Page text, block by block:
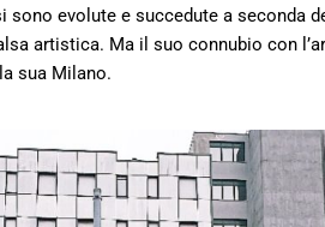
sono evolute e succedute a seconda
artistica. Ma il suo connubio con
sua Milano.